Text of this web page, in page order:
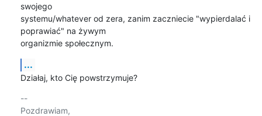
swojego
systemu/whatever od zera, zanim zaczniecie "wypierdalać i
poprawiać" na żywym
organizmie społecznym.
...
Działaj, kto Cię powstrzymuje?
--
Pozdrawiam,